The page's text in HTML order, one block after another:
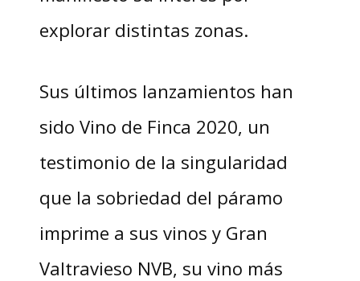
explorar distintas zonas.
Sus últimos lanzamientos han
sido Vino de Finca 2020, un
testimonio de la singularidad
que la sobriedad del páramo
imprime a sus vinos y Gran
Valtravieso NVB, su vino más